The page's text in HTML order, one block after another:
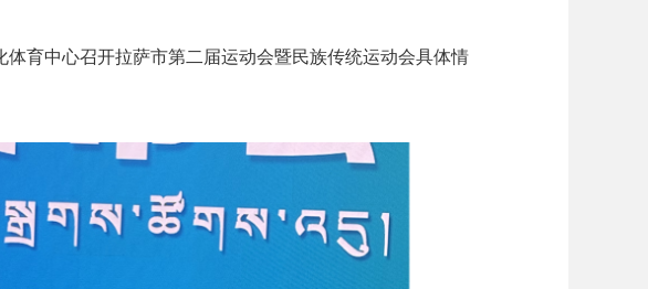
育中心召开拉萨市第二届运动会暨民族传统运动会具体情